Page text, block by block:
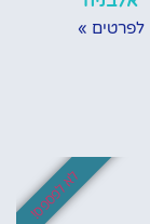
לפרטים »
לא לפספס!